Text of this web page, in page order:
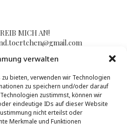
verwalten
bieten, verwenden wir Technologien
zu speichern und/oder darauf
zustimmst, können wir
eindeutige IDs auf dieser Website
nicht erteilst oder
Merkmale und Funktionen
MICH AN!
& Datenschutzerklärung